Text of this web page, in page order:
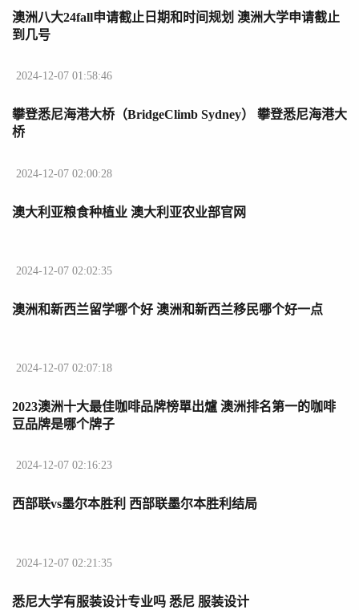
澳洲八大24fall申请截止日期和时间规划 澳洲大学申请截止
到几号
2024-12-07 01:58:46
攀登悉尼海港大桥（BridgeClimb Sydney） 攀登悉尼海港大
桥
2024-12-07 02:00:28
澳大利亚粮食种植业 澳大利亚农业部官网
2024-12-07 02:02:35
澳洲和新西兰留学哪个好 澳洲和新西兰移民哪个好一点
2024-12-07 02:07:18
2023澳洲十大最佳咖啡品牌榜單出爐 澳洲排名第一的咖啡
豆品牌是哪个牌子
2024-12-07 02:16:23
西部联vs墨尔本胜利 西部联墨尔本胜利结局
2024-12-07 02:21:35
悉尼大学有服装设计专业吗 悉尼 服装设计